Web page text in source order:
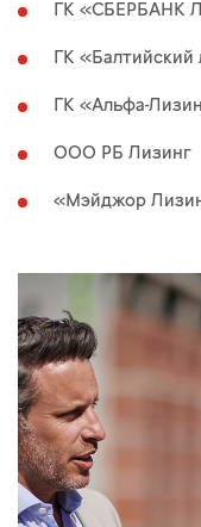
ГК «СБЕРБАНК
ГК «Балтийский
ГК «Альфа-
ООО РБ Лизинг
«Мэйджор